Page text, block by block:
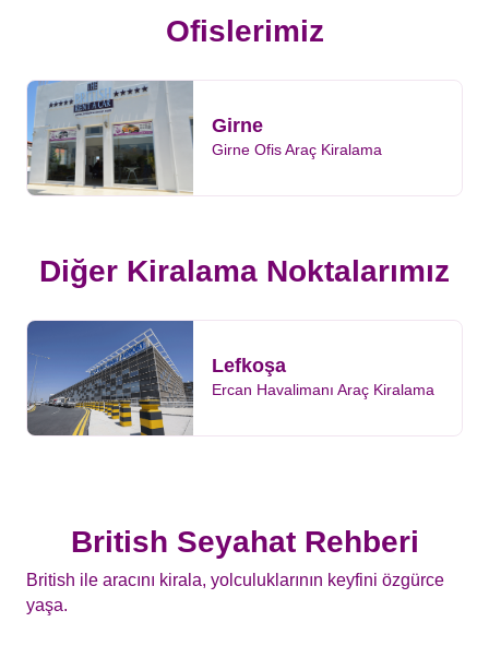
Ofislerimiz
Girne
Girne Ofis Araç Kiralama
Diğer Kiralama Noktalarımız
Lefkoşa
Ercan Havalimanı Araç Kiralama
British Seyahat Rehberi
British ile aracını kirala, yolculuklarının keyfini özgürce
yaşa.